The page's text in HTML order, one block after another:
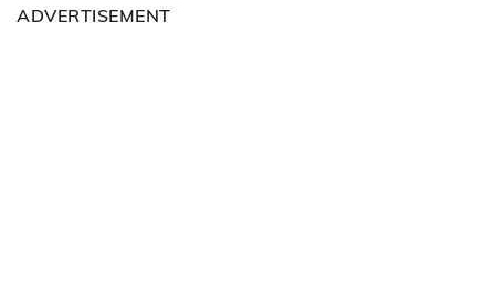
ADVERTISEMENT